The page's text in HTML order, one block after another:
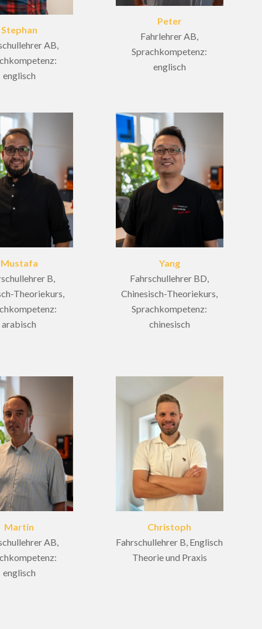
Stephan
AB,
englisch
Peter
Fahrlehrer AB,
Sprachkompetenz:
englisch
Mustafa
B,
Theoriekurs,
arabisch
Yang
Fahrschullehrer BD,
Chinesisch-Theoriekurs,
Sprachkompetenz:
chinesisch
Martin
AB,
englisch
Christoph
Fahrschullehrer B, Englisch
Theorie und Praxis